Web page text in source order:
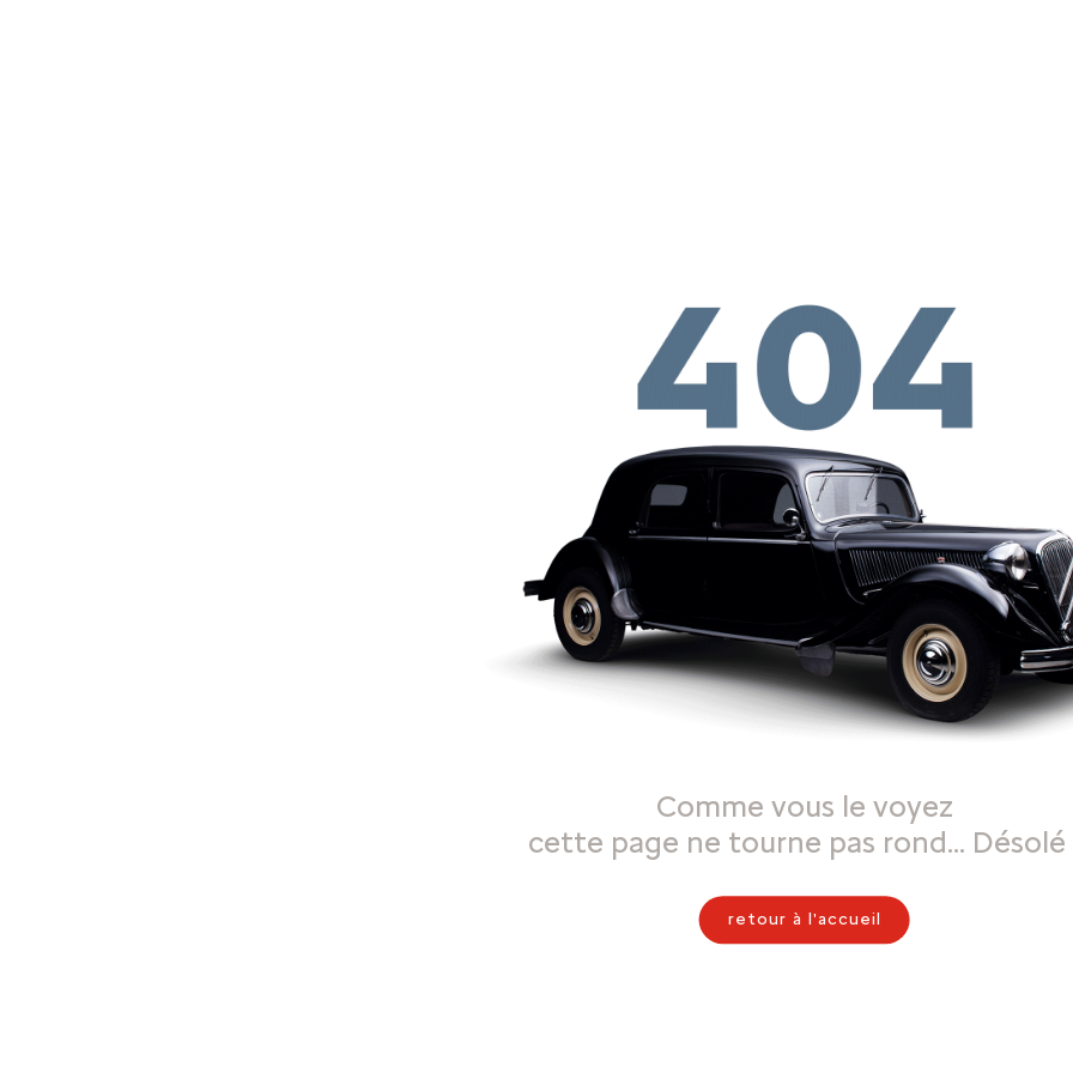
Comme vous le voyez
cette page ne tourne pas rond… Désolé
retour à l'accueil